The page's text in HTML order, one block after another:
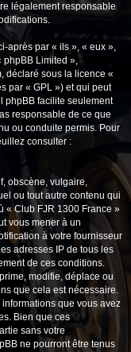
légalement responsable
après par « ils », « eux »,
phpBB Limited »,
déclaré sous la licence «
par « GPL ») et qui peut
phpBB facilite seulement
responsable de ce que
ou conduite permis. Pour
consulter :
obscène, vulgaire,
ou tout autre contenu qui
« Club FJR 1300 France »
vous mener à un
à votre fournisseur
adresses IP de tous les
de ces conditions.
modifie, déplace ou
que cela est nécessaire.
que vous avez
Bien que ces
sans votre
ne pourront être tenus